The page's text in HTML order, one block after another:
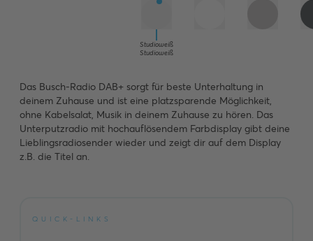
Studioweiß
Studioweiß
Das Busch-Radio DAB+ sorgt für beste Unterhaltung in
deinem Zuhause und ist eine platzsparende Möglichkeit,
ohne Kabelsalat, Musik in deinem Zuhause zu hören. Das
Unterputzradio mit hochauflösendem Farbdisplay gibt deine
Lieblingsradiosender wieder und zeigt dir auf dem Display
z.B. die Titel an.
QUICK-LINKS